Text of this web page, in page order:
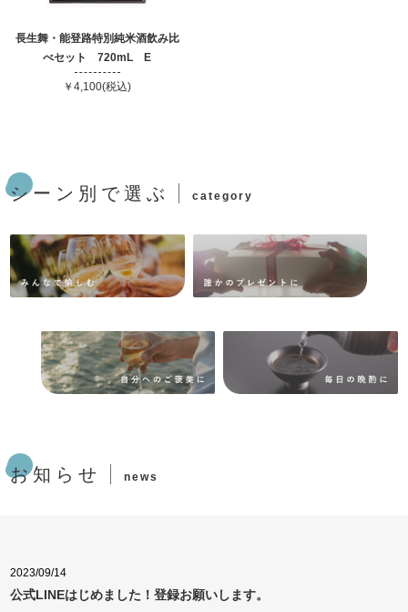
長生舞・能登路特別純米酒飲み比
べセット 720mL E
￥4,100(税込)
シーン別で選ぶ category
お知らせ news
2023/09/14
公式LINEはじめました！登録お願いします。